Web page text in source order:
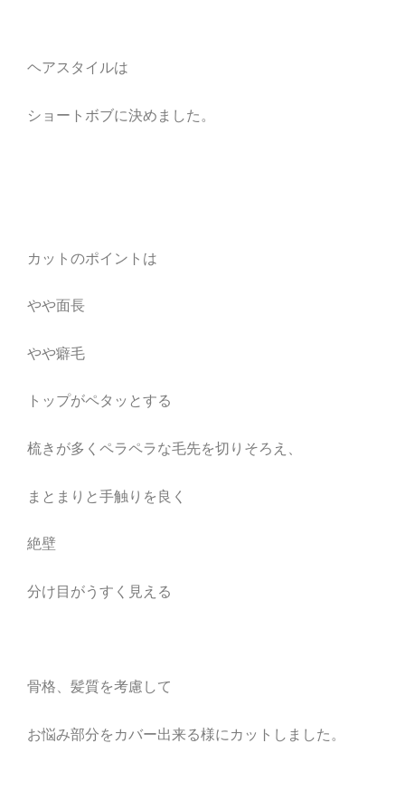
ヘアスタイルは
ショートボブに決めました。
カットのポイントは
やや面長
やや癖毛
トップがペタッとする
梳きが多くペラペラな毛先を切りそろえ、
まとまりと手触りを良く
絶壁
分け目がうすく見える
骨格、髪質を考慮して
お悩み部分をカバー出来る様にカットしました。